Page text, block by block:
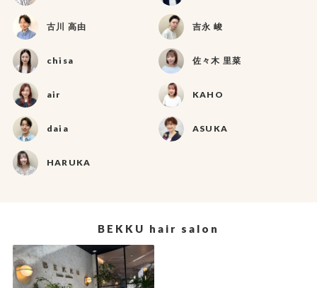
古川 高由 吉永 峻
chisa 佐々木 里菜
air KAHO
daia ASUKA
HARUKA
BEKKU hair salon